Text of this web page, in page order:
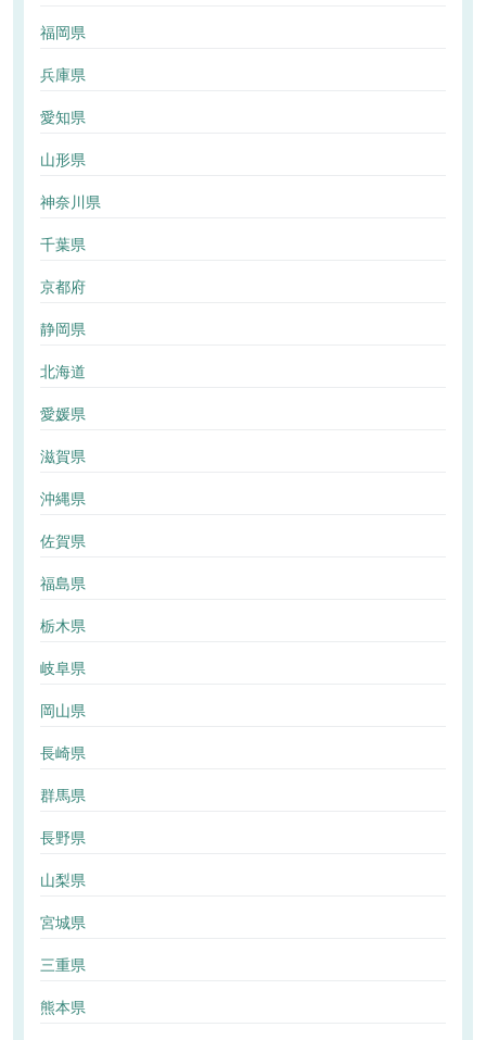
福岡県
兵庫県
愛知県
山形県
神奈川県
千葉県
京都府
静岡県
北海道
愛媛県
滋賀県
沖縄県
佐賀県
福島県
栃木県
岐阜県
岡山県
長崎県
群馬県
長野県
山梨県
宮城県
三重県
熊本県